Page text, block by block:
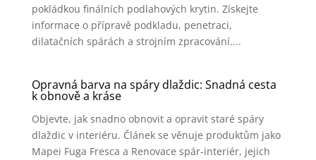
pokládkou finálních podlahových krytin. Získejte
informace o přípravě podkladu, penetraci,
dilatačních spárách a strojním zpracování....
Opravná barva na spáry dlaždic: Snadná cesta
k obnově a kráse
Objevte, jak snadno obnovit a opravit staré spáry
dlaždic v interiéru. Článek se věnuje produktům jako
Mapei Fuga Fresca a Renovace spár-interiér, jejich